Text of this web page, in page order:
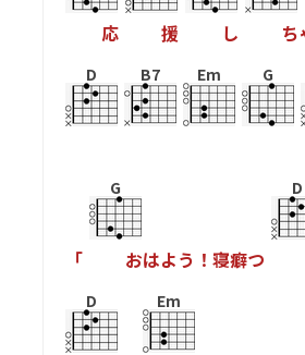
応 援 し ち
D B7 Em G
「
G
おはよう ！ 寝癖つ
D
D Em